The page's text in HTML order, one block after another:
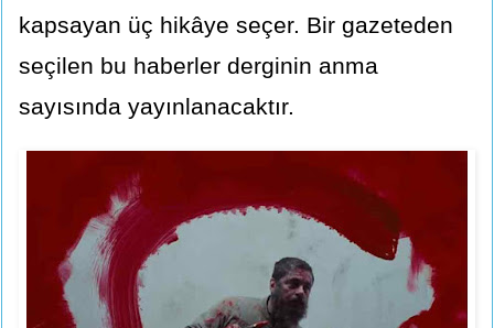
kapsayan üç hikâye seçer. Bir gazeteden
seçilen bu haberler derginin anma
sayısında yayınlanacaktır.